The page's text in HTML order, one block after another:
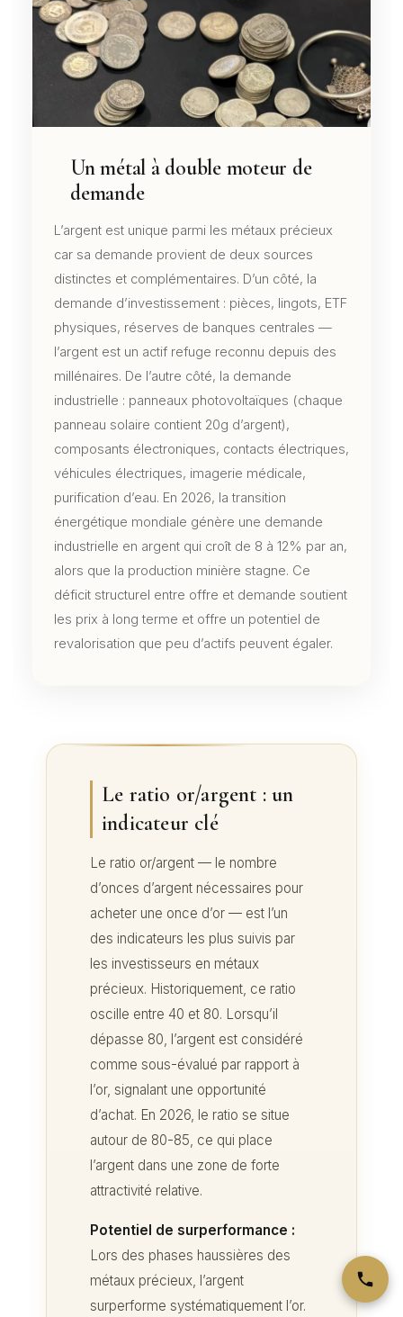
Un métal à double moteur de
demande
L’argent est unique parmi les métaux précieux
car sa demande provient de deux sources
distinctes et complémentaires. D’un côté, la
demande d’investissement : pièces, lingots, ETF
physiques, réserves de banques centrales —
l’argent est un actif refuge reconnu depuis des
millénaires. De l’autre côté, la demande
industrielle : panneaux photovoltaïques (chaque
panneau solaire contient 20g d’argent),
composants électroniques, contacts électriques,
véhicules électriques, imagerie médicale,
purification d’eau. En 2026, la transition
énergétique mondiale génère une demande
industrielle en argent qui croît de 8 à 12% par an,
alors que la production minière stagne. Ce
déficit structurel entre offre et demande soutient
les prix à long terme et offre un potentiel de
revalorisation que peu d’actifs peuvent égaler.
Le ratio or/argent : un
indicateur clé
Le ratio or/argent — le nombre
d’onces d’argent nécessaires pour
acheter une once d’or — est l’un
des indicateurs les plus suivis par
les investisseurs en métaux
précieux. Historiquement, ce ratio
oscille entre 40 et 80. Lorsqu’il
dépasse 80, l’argent est considéré
comme sous-évalué par rapport à
l’or, signalant une opportunité
d’achat. En 2026, le ratio se situe
autour de 80-85, ce qui place
l’argent dans une zone de forte
attractivité relative.
Potentiel de surperformance :
Lors des phases haussières des
métaux précieux, l’argent
surperforme systématiquement l’or.